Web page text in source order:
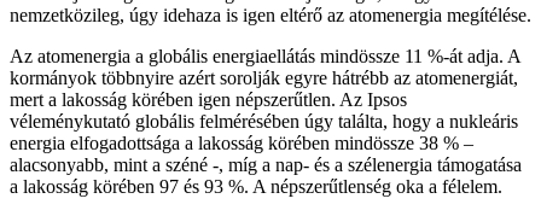
nemzetközileg, úgy idehaza is igen eltérő az atomenergia megítélése.
Az atomenergia a globális energiaellátás mindössze 11 %-át adja. A
kormányok többnyire azért sorolják egyre hátrébb az atomenergiát,
mert a lakosság körében igen népszerűtlen. Az Ipsos
véleménykutató globális felmérésében úgy találta, hogy a nukleáris
energia elfogadottsága a lakosság körében mindössze 38 % –
alacsonyabb, mint a széné -, míg a nap- és a szélenergia támogatása
a lakosság körében 97 és 93 %. A népszerűtlenség oka a félelem.